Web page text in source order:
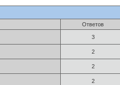
Ответов
3
2
2
2